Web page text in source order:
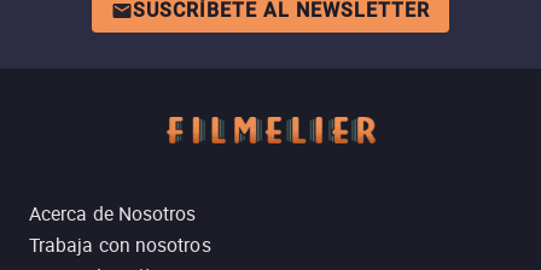
SUSCRÍBETE AL NEWSLETTER
Acerca de Nosotros
Trabaja con nosotros